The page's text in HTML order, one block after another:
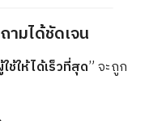
มได้ชัดเจน
ช้ให้ได้เร็วที่สุด” จะถูก